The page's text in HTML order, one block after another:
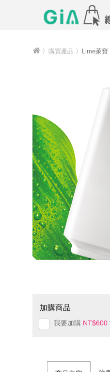
〉 購買產品 〉Lime萊
加購商品
我要加購 NT$600